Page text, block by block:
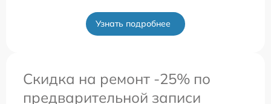
Узнать подробнее
Скидка на ремонт -25% по
предварительной записи